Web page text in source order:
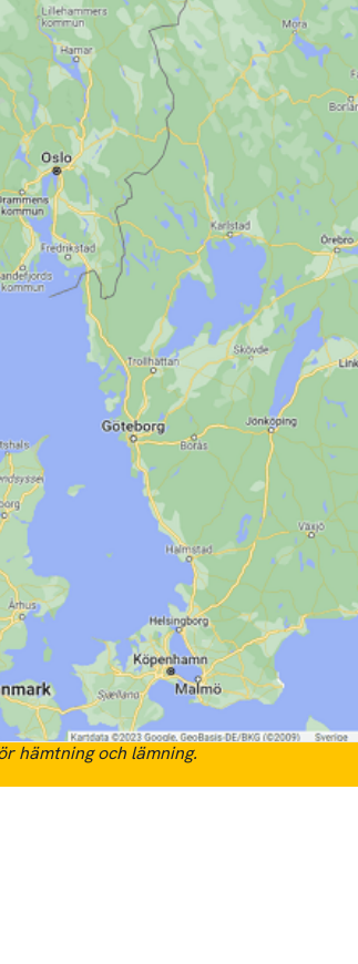
hämtning och lämning.